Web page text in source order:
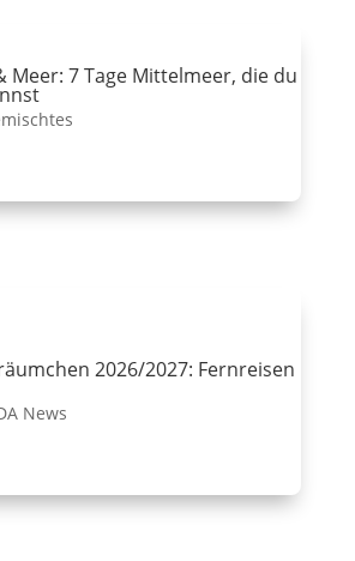
Meer: 7 Tage Mittelmeer, die du
2026/2027: Fernreisen
News